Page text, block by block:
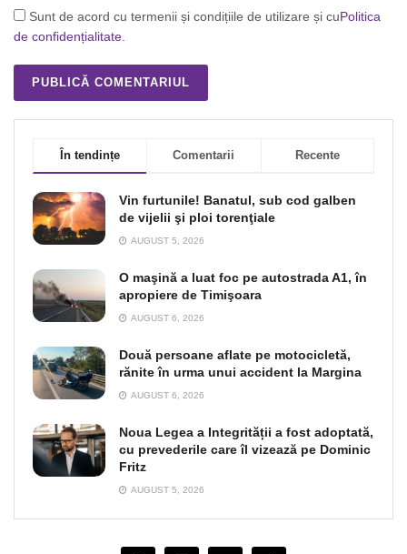
Sunt de acord cu termenii și condițiile de utilizare și cuPolitica
de confidențialitate.
În tendințe Comentarii Recente
Vin furtunile! Banatul, sub cod galben
de vijelii şi ploi torenţiale
AUGUST 5, 2026
O maşină a luat foc pe autostrada A1, în
apropiere de Timişoara
AUGUST 6, 2026
Două persoane aflate pe motocicletă,
rănite în urma unui accident la Margina
AUGUST 6, 2026
Noua Legea a Integrității a fost adoptată,
cu prevederile care îl vizează pe Dominic
Fritz
AUGUST 5, 2026